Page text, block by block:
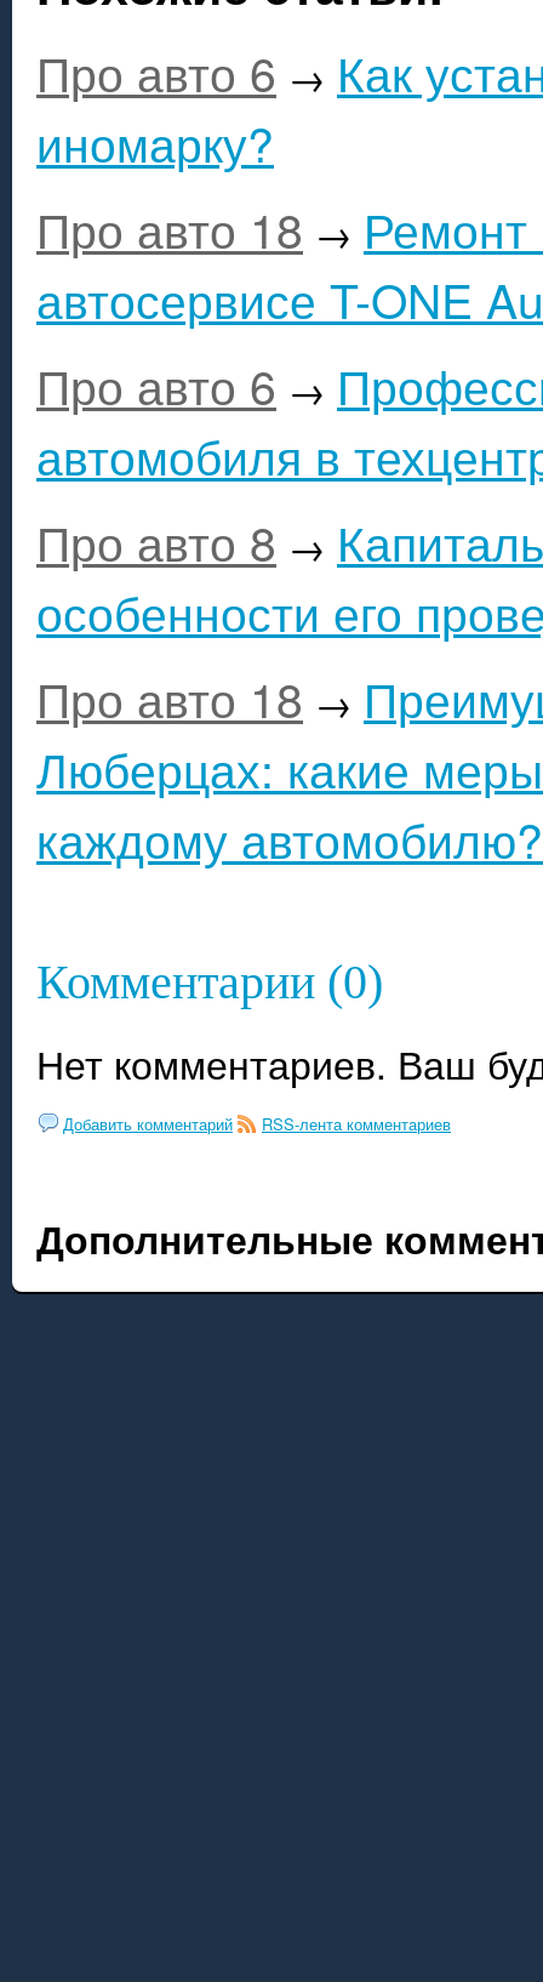
Про авто 6 → Как
иномарку?
Про авто 18 → Ремонт
автосервисе T-ONE
Про авто 6 →
автомобиля в
Про авто 8 →
особенности его
Про авто 18 →
Люберцах: какие
каждому автомобилю?
Комментарии (0)
Нет комментариев. Ваш
Добавить комментарий RSS-лента комментариев
Дополнительные